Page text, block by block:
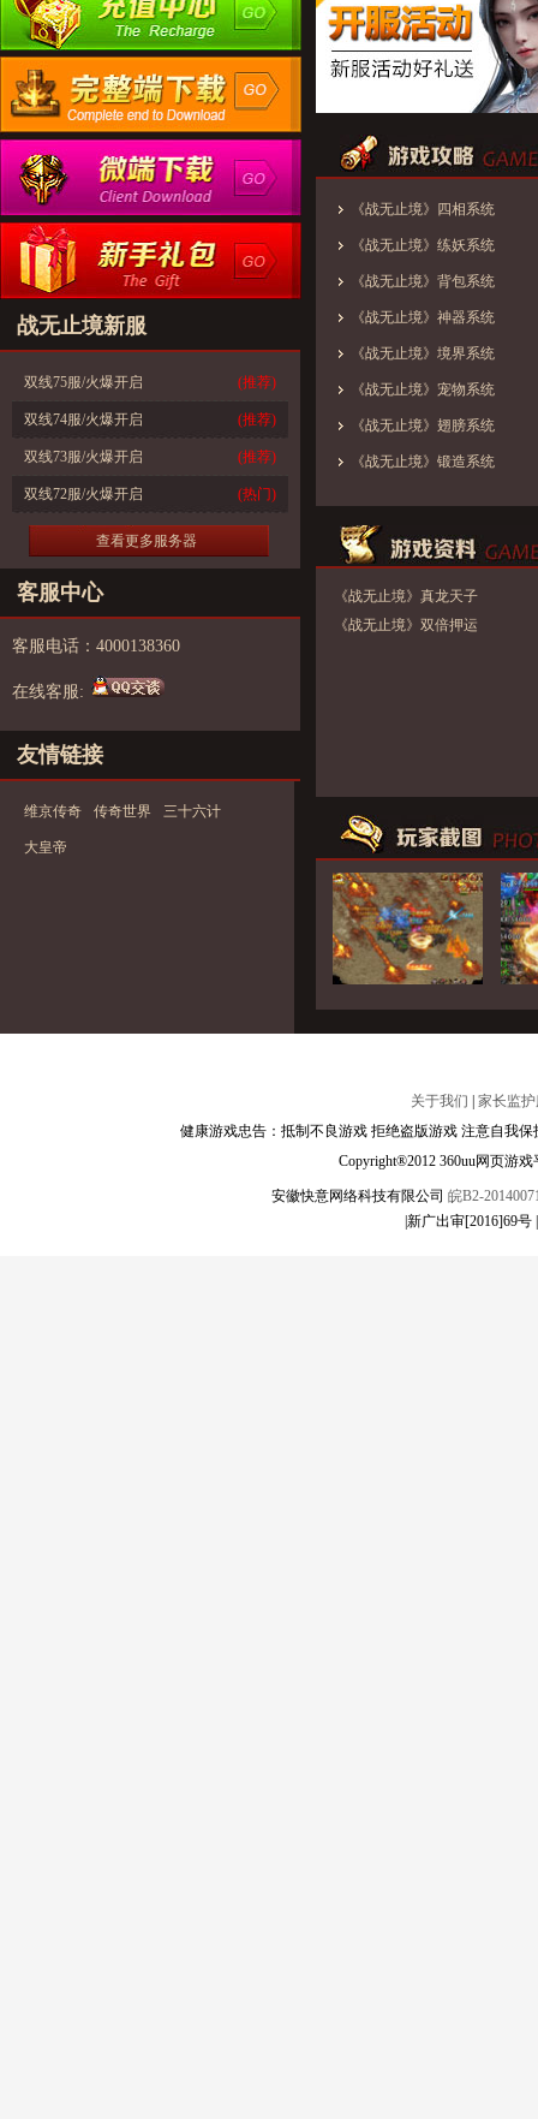
战无止境新服
双线75服/火爆开启 (推荐)
双线74服/火爆开启 (推荐)
双线73服/火爆开启 (推荐)
双线72服/火爆开启 (热门)
查看更多服务器
客服中心
客服电话：4000138360
在线客服:
友情链接
维京传奇 传奇世界 三十六计
大皇帝
《战无止境》四相系统
《战无止境》练妖系统
《战无止境》背包系统
《战无止境》神器系统
《战无止境》境界系统
《战无止境》宠物系统
《战无止境》翅膀系统
《战无止境》锻造系统
《战无止境》真龙天子
《战无止境》双倍押运
关于我们
家长监
健康游戏忠告：抵制不良游戏 拒绝盗版游戏 注意自我
Copyright®2012 360uu网页游
安徽快意网络科技有限公司 皖B2-
|新广出审[2016]69号